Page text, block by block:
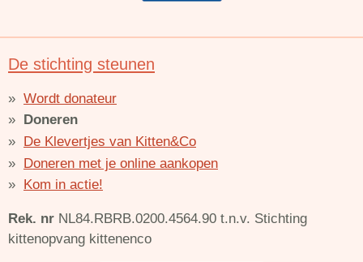
De stichting steunen
Wordt donateur
Doneren
De Klevertjes van Kitten&Co
Doneren met je online aankopen
Kom in actie!
Rek. nr NL84.RBRB.0200.4564.90 t.n.v. Stichting
kittenopvang kittenenco